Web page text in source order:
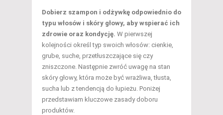
Dobierz szampon i odżywkę odpowiednio do
typu włosów i skóry głowy, aby wspierać ich
zdrowie oraz kondycję. W pierwszej
kolejności określ typ swoich włosów: cienkie,
grube, suche, przetłuszczające się czy
zniszczone. Następnie zwróć uwagę na stan
skóry głowy, która może być wrażliwa, tłusta,
sucha lub z tendencją do łupieżu. Poniżej
przedstawiam kluczowe zasady doboru
produktów.